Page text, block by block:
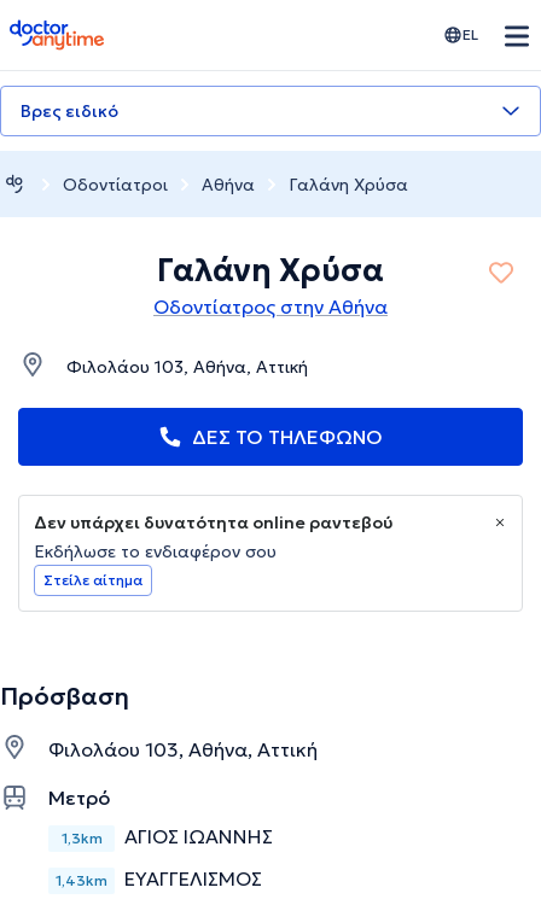
doctoranytime EL
Βρες ειδικό
Οδοντίατροι Αθήνα Γαλάνη Χρύσα
Γαλάνη Χρύσα
Οδοντίατρος στην Αθήνα
Φιλολάου 103, Αθήνα, Αττική
ΔΕΣ ΤΟ ΤΗΛΕΦΩΝΟ
Δεν υπάρχει δυνατότητα online ραντεβού
Εκδήλωσε το ενδιαφέρον σου
Στείλε αίτημα
Πρόσβαση
Φιλολάου 103, Αθήνα, Αττική
Μετρό
1,3km ΑΓΙΟΣ ΙΩΑΝΝΗΣ
1,43km ΕΥΑΓΓΕΛΙΣΜΟΣ